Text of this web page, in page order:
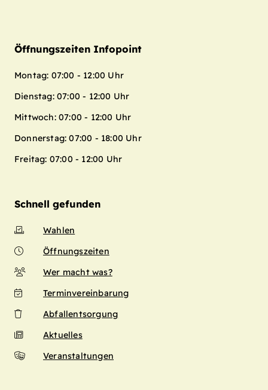
Öffnungszeiten Infopoint
Montag: 07:00 - 12:00 Uhr
Dienstag: 07:00 - 12:00 Uhr
Mittwoch: 07:00 - 12:00 Uhr
Donnerstag: 07:00 - 18:00 Uhr
Freitag: 07:00 - 12:00 Uhr
Schnell gefunden
Wahlen
Öffnungszeiten
Wer macht was?
Terminvereinbarung
Abfallentsorgung
Aktuelles
Veranstaltungen